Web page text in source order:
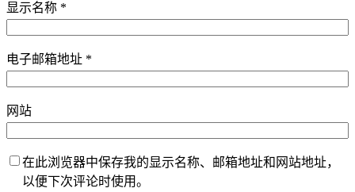
显示名称 *
电子邮箱地址 *
网站
在此浏览器中保存我的显示名称、邮箱地址和网站地址，
以便下次评论时使用。